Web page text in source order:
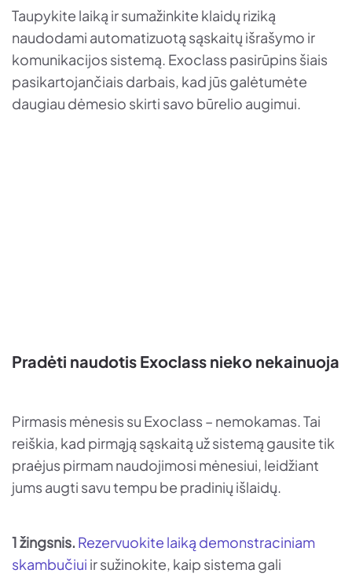
Taupykite laiką ir sumažinkite klaidų riziką
naudodami automatizuotą sąskaitų išrašymo ir
komunikacijos sistemą. Exoclass pasirūpins šiais
pasikartojančiais darbais, kad jūs galėtumėte
daugiau dėmesio skirti savo būrelio augimui.
Pradėti naudotis Exoclass nieko nekainuoja
Pirmasis mėnesis su Exoclass – nemokamas. Tai
reiškia, kad pirmąją sąskaitą už sistemą gausite tik
praėjus pirmam naudojimosi mėnesiui, leidžiant
jums augti savu tempu be pradinių išlaidų.
1 žingsnis. Rezervuokite laiką demonstraciniam
skambučiui ir sužinokite, kaip sistema gali